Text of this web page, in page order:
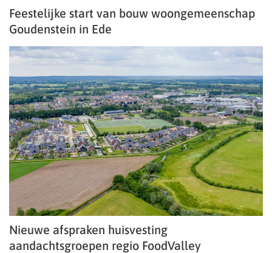
Feestelijke start van bouw woongemeenschap
Goudenstein in Ede
Nieuwe afspraken huisvesting
aandachtsgroepen regio FoodValley